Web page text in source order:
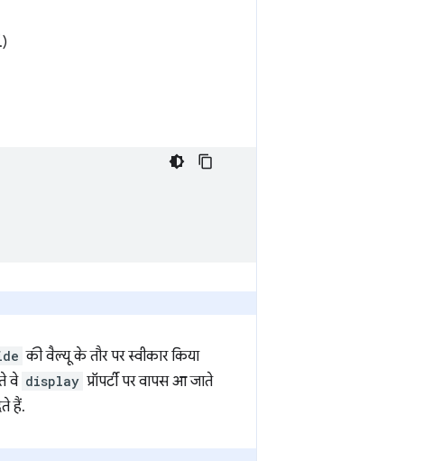
की वैल्यू के तौर पर स्वीकार किया
वे display प्रॉपर्टी पर वापस आ जाते
हैं.